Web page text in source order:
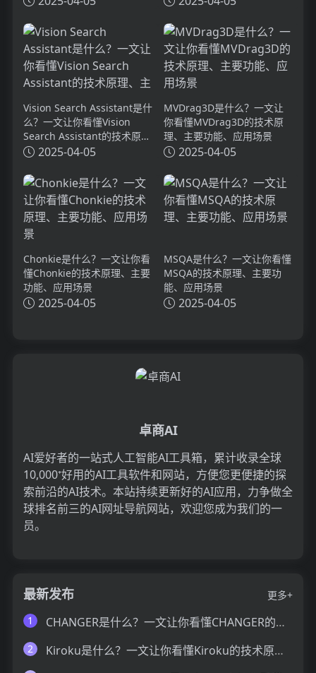
Vision Search Assistant是什
么？一文让你看懂Vision
Search Assistant的技术原
理、主要功能、应用场景
2025-04-05
MVDrag3D是什么？一文让
你看懂MVDrag3D的技术原
理、主要功能、应用场景
2025-04-05
Chonkie是什么？一文让你看
懂Chonkie的技术原理、主要
功能、应用场景
2025-04-05
MSQA是什么？一文让你看懂
MSQA的技术原理、主要功
能、应用场景
2025-04-05
卓商AI
AI爱好者的一站式人工智能AI工具箱，累计收录全球
10,000⁺好用的AI工具软件和网站，方便您更便捷的探
索前沿的AI技术。本站持续更新好的AI应用，力争做全
球排名前三的AI网址导航网站，欢迎您成为我们的一
员。
最新发布
更多+
1
CHANGER是什么？一文让你看懂CHANGER的技术原理、主要功能、应用场景
2 Kiroku是什么？一文让你看懂Kiroku的技术原理、主要功能、应用场景